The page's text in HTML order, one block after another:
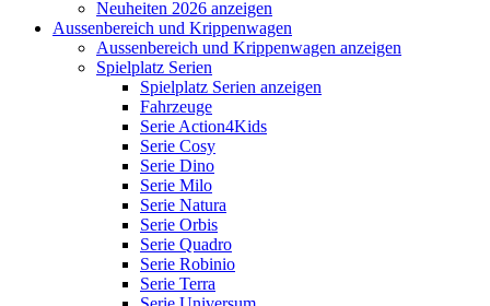
Neuheiten 2026 anzeigen
Aussenbereich und Krippenwagen
Aussenbereich und Krippenwagen anzeigen
Spielplatz Serien
Spielplatz Serien anzeigen
Fahrzeuge
Serie Action4Kids
Serie Cosy
Serie Dino
Serie Milo
Serie Natura
Serie Orbis
Serie Quadro
Serie Robinio
Serie Terra